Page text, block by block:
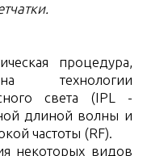
процедура,
технологии
света (IPL -
длиной волны и
частоты (RF).
некоторых видов